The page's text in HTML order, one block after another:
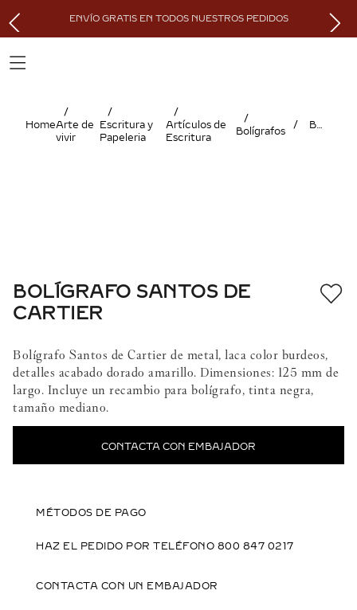
ENVÍO GRATIS EN TODOS NUESTROS PEDIDOS
Arte de
vivir
Escritura y
Papeleria
Artículos de
Escritura
Bolígrafos
BOLÍGRAFO SANTOS DE CARTIER
BOLÍGRAFO SANTOS DE
CARTIER
Bolígrafo Santos de Cartier de metal, laca color burdeos,
detalles acabado dorado amarillo. Dimensiones: 125 mm de
largo. Incluye un recambio para bolígrafo, tinta negra,
tamaño mediano.
CONTACTA CON EMBAJADOR
MÉTODOS DE PAGO
HAZ EL PEDIDO POR TELÉFONO 800 847 0217
CONTACTA CON UN EMBAJADOR